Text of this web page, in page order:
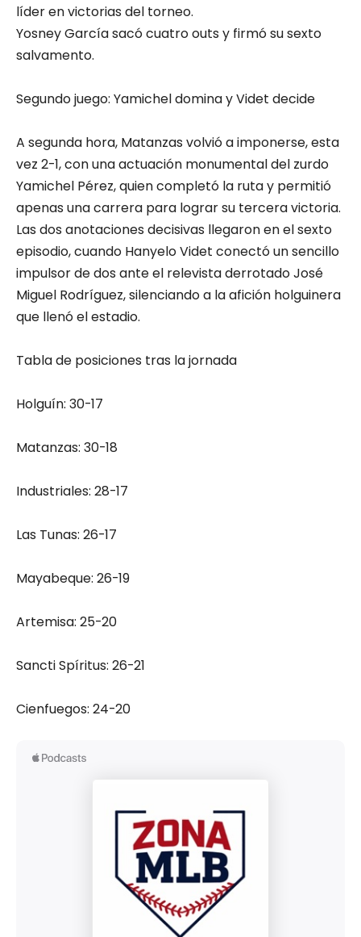
líder en victorias del torneo.
Yosney García sacó cuatro outs y firmó su sexto
salvamento.
Segundo juego: Yamichel domina y Videt decide
A segunda hora, Matanzas volvió a imponerse, esta
vez 2-1, con una actuación monumental del zurdo
Yamichel Pérez, quien completó la ruta y permitió
apenas una carrera para lograr su tercera victoria.
Las dos anotaciones decisivas llegaron en el sexto
episodio, cuando Hanyelo Videt conectó un sencillo
impulsor de dos ante el relevista derrotado José
Miguel Rodríguez, silenciando a la afición holguinera
que llenó el estadio.
Tabla de posiciones tras la jornada
Holguín: 30-17
Matanzas: 30-18
Industriales: 28-17
Las Tunas: 26-17
Mayabeque: 26-19
Artemisa: 25-20
Sancti Spíritus: 26-21
Cienfuegos: 24-20